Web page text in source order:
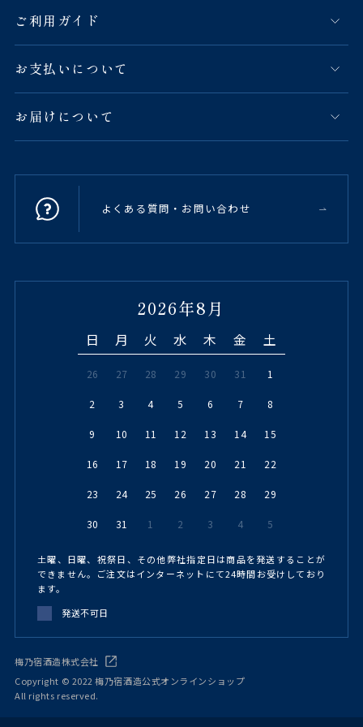
ご利用ガイド
お支払いについて
お届けについて
よくある質問・お問い合わせ
2026年8月
日 月 火 水 木 金 土
26 27 28 29 30 31 1
2 3 4 5 6 7 8
9 10 11 12 13 14 15
16 17 18 19 20 21 22
23 24 25 26 27 28 29
30 31 1 2 3 4 5
土曜、日曜、祝祭日、その他弊社指定日は商品を発送することが
できません。ご注文はインターネットにて24時間お受けしており
ます。
発送不可日
梅乃宿酒造株式会社
Copyright © 2022 梅乃宿酒造公式オンラインショップ
All rights reserved.